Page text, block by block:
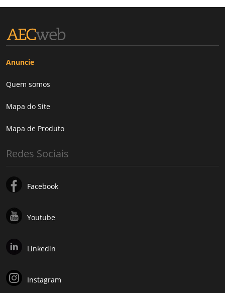
Anuncie
Quem somos
Mapa do Site
Mapa de Produto
Redes Sociais
Facebook
Youtube
Linkedin
Instagram